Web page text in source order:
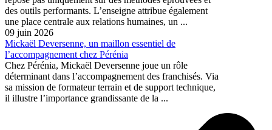
des outils performants. L’enseigne attribue également
une place centrale aux relations humaines, un ...
09 juin 2026
Mickaël Deversenne, un maillon essentiel de
l’accompagnement chez Pérénia
Chez Pérénia, Mickaël Deversenne joue un rôle
déterminant dans l’accompagnement des franchisés. Via
sa mission de formateur terrain et de support technique,
il illustre l’importance grandissante de la ...